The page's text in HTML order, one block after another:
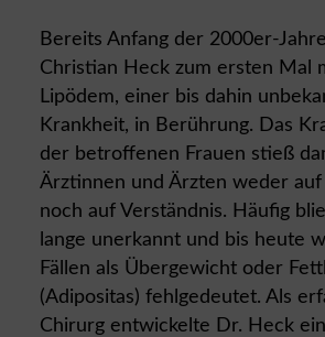
Bereits Anfang der 2000er-
Christian Heck zum ersten Mal
Lipödem, einer bis dahin
Krankheit, in Berührung. Das
der betroffenen Frauen stieß
Ärztinnen und Ärzten weder auf
noch auf Verständnis. Häufig
lange unerkannt und bis heute
Fällen als Übergewicht oder
(Adipositas) fehlgedeutet. Als
Chirurg entwickelte Dr. Heck